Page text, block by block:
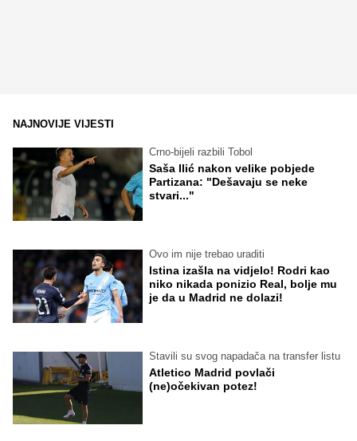
NAJNOVIJE VIJESTI
Crno-bijeli razbili Tobol
Saša Ilić nakon velike pobjede
Partizana: "Dešavaju se neke
stvari..."
Ovo im nije trebao uraditi
Istina izašla na vidjelo! Rodri kao
niko nikada ponizio Real, bolje mu
je da u Madrid ne dolazi!
Stavili su svog napadača na transfer listu
Atletico Madrid povlači
(ne)očekivan potez!